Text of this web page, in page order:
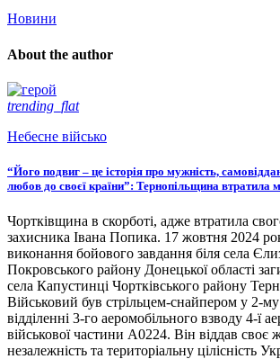
Новини
About the author
trending_flat
Небесне військо
“Його подвиг – це історія про мужність,
любов до своєї країни”: Тернопільщина втратила
Чортківщина в скорботі, адже втратила
захисника Івана Попика. 17 жовтня 2024
виконання бойового завдання біля села
Покровського району Донецької області
села Капустинці Чортківського району
Військовий був стрільцем-снайпером у 2-
відділенні 3-го аеромобільного взводу 4-ї
військової частини А0224. Він віддав своє
незалежність та територіальну цілісність